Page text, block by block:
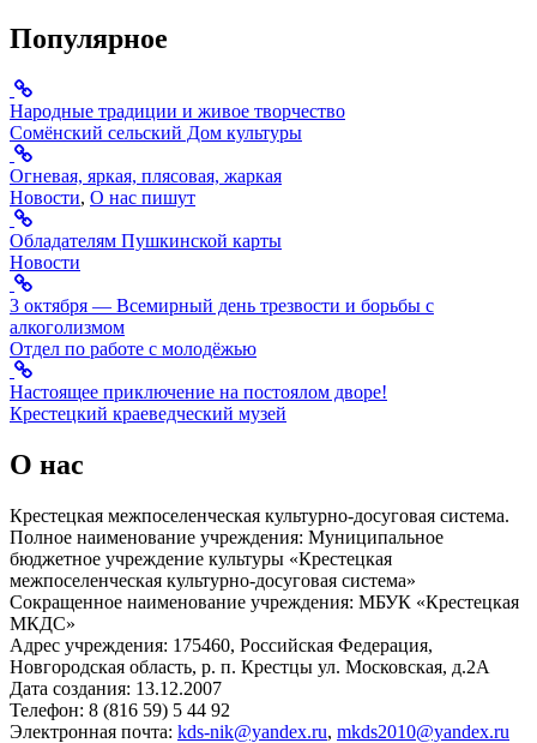
Популярное
Народные традиции и живое творчество
Сомёнский сельский Дом культуры
Огневая, яркая, плясовая, жаркая
Новости, О нас пишут
Обладателям Пушкинской карты
Новости
3 октября — Всемирный день трезвости и борьбы с
алкоголизмом
Отдел по работе с молодёжью
Настоящее приключение на постоялом дворе!
Крестецкий краеведческий музей
О нас
Крестецкая межпоселенческая культурно-досуговая система.
Полное наименование учреждения: Муниципальное
бюджетное учреждение культуры «Крестецкая
межпоселенческая культурно-досуговая система»
Сокращенное наименование учреждения: МБУК «Крестецкая
МКДС»
Адрес учреждения: 175460, Российская Федерация,
Новгородская область, р. п. Крестцы ул. Московская, д.2А
Дата создания: 13.12.2007
Телефон: 8 (816 59) 5 44 92
Электронная почта: kds-nik@yandex.ru, mkds2010@yandex.ru